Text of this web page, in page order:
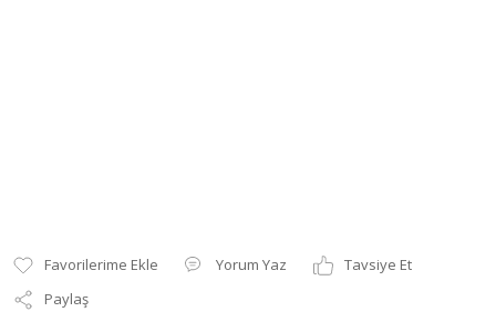
Yorum Yaz
Tavsiye Et
Paylaş